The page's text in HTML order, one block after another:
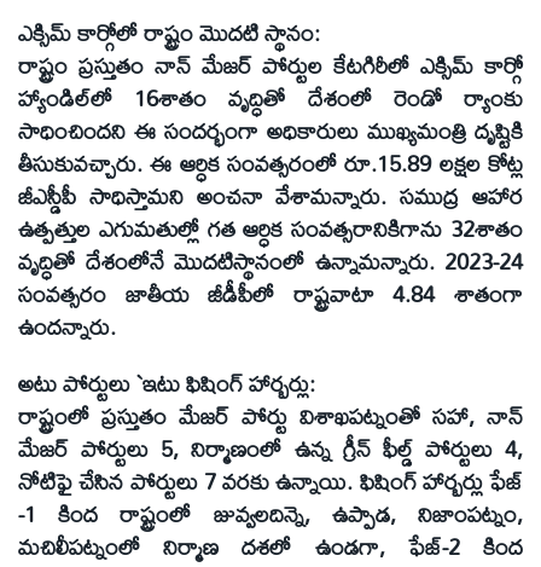
ఎక్సిమ్‌ కార్గోలో రాష్ట్రం మొదటి స్థానం:
రాష్ట్రం ప్రస్తుతం నాన్‌ మేజర్‌ పోర్టుల కేటగిరీలో ఎక్సిమ్‌ కార్గో
హ్యాండిల్‌లో 16శాతం వృద్ధితో దేశంలో రెండో ర్యాంకు
సాధించిందని ఈ సందర్భంగా అధికారులు ముఖ్యమంత్రి దృష్టికి
తీసుకువచ్చారు. ఈ ఆర్ధిక సంవత్సరంలో రూ.15.89 లక్షల కోట్ల
జీఎస్డీపీ సాధిస్తామని అంచనా వేశామన్నారు. సముద్ర ఆహార
ఉత్పత్తుల ఎగుమతుల్లో గత ఆర్ధిక సంవత్సరానికిగాను 32శాతం
వృద్ధితో దేశంలోనే మొదటిస్థానంలో ఉన్నామన్నారు. 2023-24
సంవత్సరం జాతీయ జీడీపీలో రాష్ట్రవాటా 4.84 శాతంగా
ఉందన్నారు.
అటు పోర్టులు `ఇటు ఫిషింగ్‌ హార్బర్లు:
రాష్ట్రంలో ప్రస్తుతం మేజర్‌ పోర్టు విశాఖపట్నంతో సహా, నాన్‌
మేజర్‌ పోర్టులు 5, నిర్మాణంలో ఉన్న గ్రీన్‌ ఫీల్డ్‌ పోర్టులు 4,
నోటిఫై చేసిన పోర్టులు 7 వరకు ఉన్నాయి. ఫిషింగ్‌ హార్బర్లు ఫేజ్‌
-1 కింద రాష్ట్రంలో జువ్వలదిన్నె, ఉప్పాడ, నిజాంపట్నం,
మచిలీపట్నంలో నిర్మాణ దశలో ఉండగా, ఫేజ్‌-2 కింద